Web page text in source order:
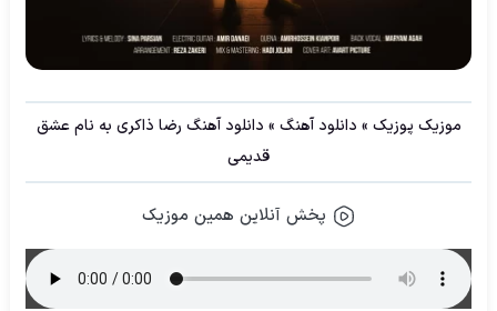
موزیک پوزیک » دانلود آهنگ » دانلود آهنگ رضا ذاکری به نام عشق
قدیمی
پخش آنلاین همین موزیک